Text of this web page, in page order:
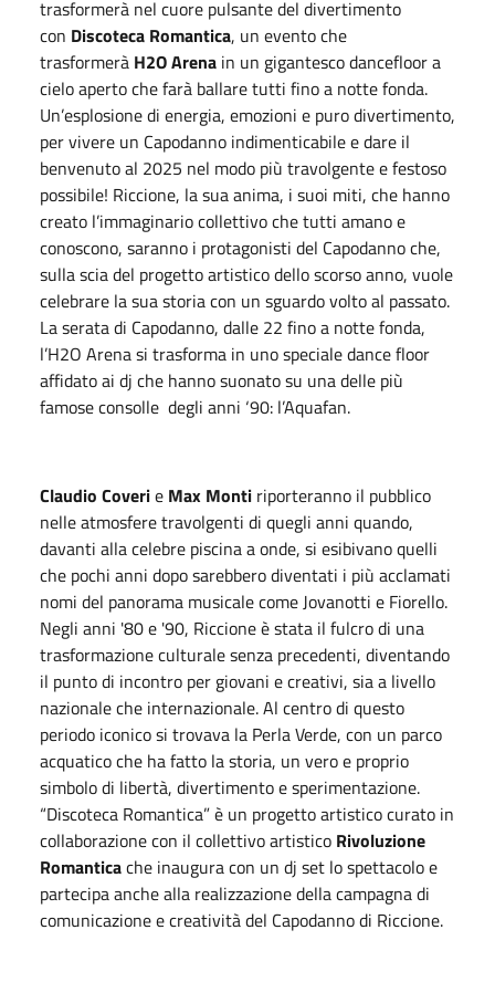
trasformerà nel cuore pulsante del divertimento
con Discoteca Romantica, un evento che
trasformerà H2O Arena in un gigantesco dancefloor a
cielo aperto che farà ballare tutti fino a notte fonda.
Un’esplosione di energia, emozioni e puro divertimento,
per vivere un Capodanno indimenticabile e dare il
benvenuto al 2025 nel modo più travolgente e festoso
possibile! Riccione, la sua anima, i suoi miti, che hanno
creato l’immaginario collettivo che tutti amano e
conoscono, saranno i protagonisti del Capodanno che,
sulla scia del progetto artistico dello scorso anno, vuole
celebrare la sua storia con un sguardo volto al passato.
La serata di Capodanno, dalle 22 fino a notte fonda,
l’H2O Arena si trasforma in uno speciale dance floor
affidato ai dj che hanno suonato su una delle più
famose consolle degli anni ‘90: l’Aquafan.
Claudio Coverie Max Monti riporteranno il pubblico
nelle atmosfere travolgenti di quegli anni quando,
davanti alla celebre piscina a onde, si esibivano quelli
che pochi anni dopo sarebbero diventati i più acclamati
nomi del panorama musicale come Jovanotti e Fiorello.
Negli anni '80 e '90, Riccione è stata il fulcro di una
trasformazione culturale senza precedenti, diventando
il punto di incontro per giovani e creativi, sia a livello
nazionale che internazionale. Al centro di questo
periodo iconico si trovava la Perla Verde, con un parco
acquatico che ha fatto la storia, un vero e proprio
simbolo di libertà, divertimento e sperimentazione.
“Discoteca Romantica” è un progetto artistico curato in
collaborazione con il collettivo artistico Rivoluzione
Romanticache inaugura con un dj set lo spettacolo e
partecipa anche alla realizzazione della campagna di
comunicazione e creatività del Capodanno di Riccione.